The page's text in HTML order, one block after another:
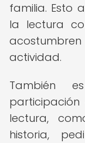
familia. Esto
la lectura
actividad.
También
lectura,
historia,